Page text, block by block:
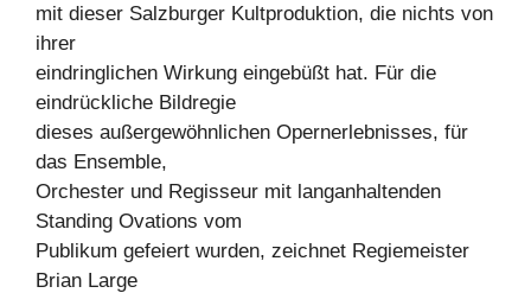
mit dieser Salzburger Kultproduktion, die nichts von
ihrer
eindringlichen Wirkung eingebüßt hat. Für die
eindrückliche Bildregie
dieses außergewöhnlichen Opernerlebnisses, für
das Ensemble,
Orchester und Regisseur mit langanhaltenden
Standing Ovations vom
Publikum gefeiert wurden, zeichnet Regiemeister
Brian Large